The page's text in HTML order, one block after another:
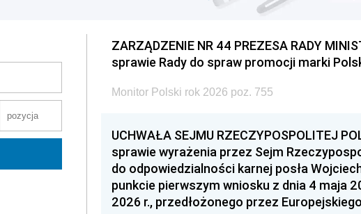
ZARZĄDZENIE NR 44 PREZESA RADY
sprawie Rady do spraw promocji marki
Monitor Polski rok 2026 poz. 755
UCHWAŁA SEJMU RZECZYPOSPOLITEJ
sprawie wyrażenia przez Sejm
do odpowiedzialności karnej posła
punkcie pierwszym wniosku z dnia 4 maja
2026 r., przedłożonego przez